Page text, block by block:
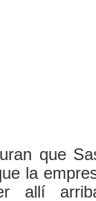
que
la
allí